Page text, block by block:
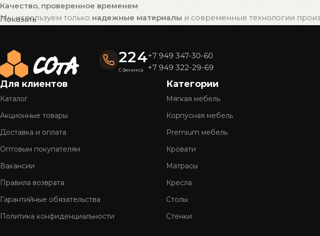
Качество, проверенное временем
Мы используем только надежные материалыи современные технологии
Готовые решения — быстро и удобно
Вся мебель «СОтА» уже в наличии и готова к отправке. Вам не придётся
доставку.
Полное обслуживание
: консультацию, доставку и
Более 26 лет на рынке
Нам доверяют тысячи клиентов по всей стране. Мы гордимся нашей
Показать
224
С Феникса
+7 949 347-30-60
+7 949 322-29-69
Для клиентов
Каталог
Акционные товары
Доставка и оплата
Оптовым покупателям
Вакансии
Правила возврата
Гарантийные обязательства
Политика конфиденциальности
Категории
Мягкая мебель
Корпусная мебель
Premium мебель
Кровати
Матрасы
Кресла
Столы
Стенки